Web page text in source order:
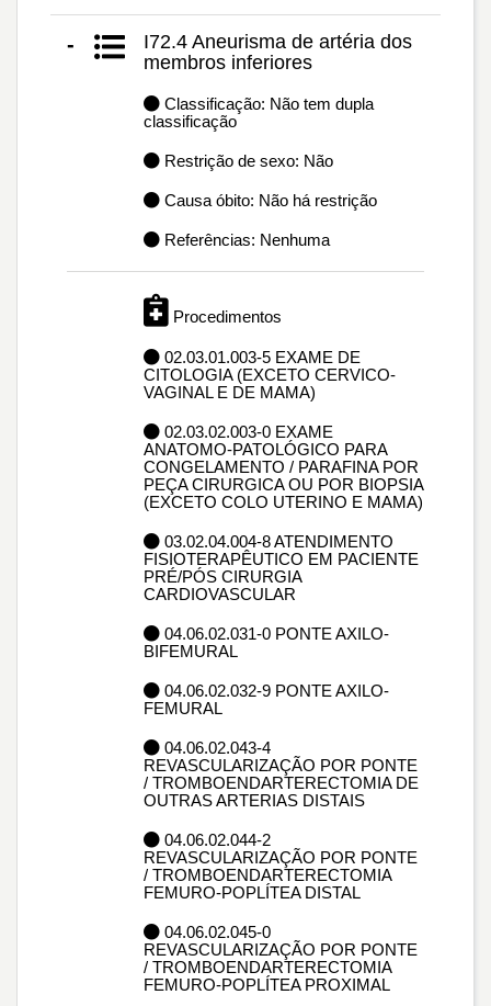
-
I72.4 Aneurisma de artéria dos
membros inferiores
Classificação: Não tem dupla
classificação
Restrição de sexo: Não
Causa óbito: Não há restrição
Referências: Nenhuma
Procedimentos
02.03.01.003-5 EXAME DE
CITOLOGIA (EXCETO CERVICO-
VAGINAL E DE MAMA)
02.03.02.003-0 EXAME
ANATOMO-PATOLÓGICO PARA
CONGELAMENTO / PARAFINA POR
PEÇA CIRURGICA OU POR BIOPSIA
(EXCETO COLO UTERINO E MAMA)
03.02.04.004-8 ATENDIMENTO
FISIOTERAPÊUTICO EM PACIENTE
PRÉ/PÓS CIRURGIA
CARDIOVASCULAR
04.06.02.031-0 PONTE AXILO-
BIFEMURAL
04.06.02.032-9 PONTE AXILO-
FEMURAL
04.06.02.043-4
REVASCULARIZAÇÃO POR PONTE
/ TROMBOENDARTERECTOMIA DE
OUTRAS ARTERIAS DISTAIS
04.06.02.044-2
REVASCULARIZAÇÃO POR PONTE
/ TROMBOENDARTERECTOMIA
FEMURO-POPLÍTEA DISTAL
04.06.02.045-0
REVASCULARIZAÇÃO POR PONTE
/ TROMBOENDARTERECTOMIA
FEMURO-POPLÍTEA PROXIMAL